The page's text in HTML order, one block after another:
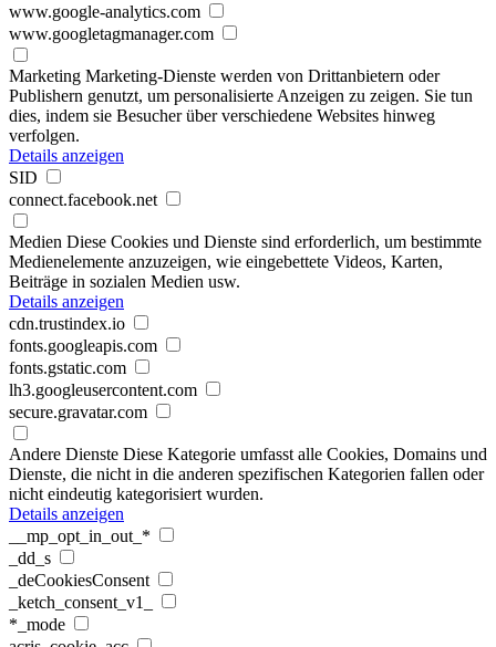
www.google-analytics.com
www.googletagmanager.com
Marketing Marketing-Dienste werden von Drittanbietern oder
Publishern genutzt, um personalisierte Anzeigen zu zeigen. Sie tun
dies, indem sie Besucher über verschiedene Websites hinweg
verfolgen.
Details anzeigen
SID
connect.facebook.net
Medien Diese Cookies und Dienste sind erforderlich, um bestimmte
Medienelemente anzuzeigen, wie eingebettete Videos, Karten,
Beiträge in sozialen Medien usw.
Details anzeigen
cdn.trustindex.io
fonts.googleapis.com
fonts.gstatic.com
lh3.googleusercontent.com
secure.gravatar.com
Andere Dienste Diese Kategorie umfasst alle Cookies, Domains und
Dienste, die nicht in die anderen spezifischen Kategorien fallen oder
nicht eindeutig kategorisiert wurden.
Details anzeigen
__mp_opt_in_out_*
_dd_s
_deCookiesConsent
_ketch_consent_v1_
*_mode